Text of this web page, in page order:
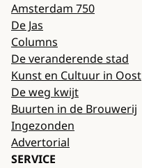
Amsterdam 750
De Jas
Columns
De veranderende stad
Kunst en Cultuur in Oost
De weg kwijt
Buurten in de Brouwerij
Ingezonden
Advertorial
SERVICE